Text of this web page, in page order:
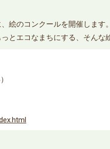
絵のコンクールを開催しま
エコなまちにする、そんな